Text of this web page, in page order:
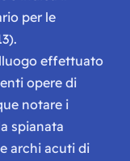
per le
effettuato
opere di
notare i
spianata
archi acuti di